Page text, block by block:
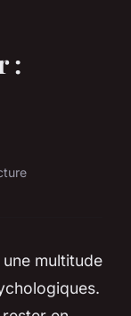
:
multitude